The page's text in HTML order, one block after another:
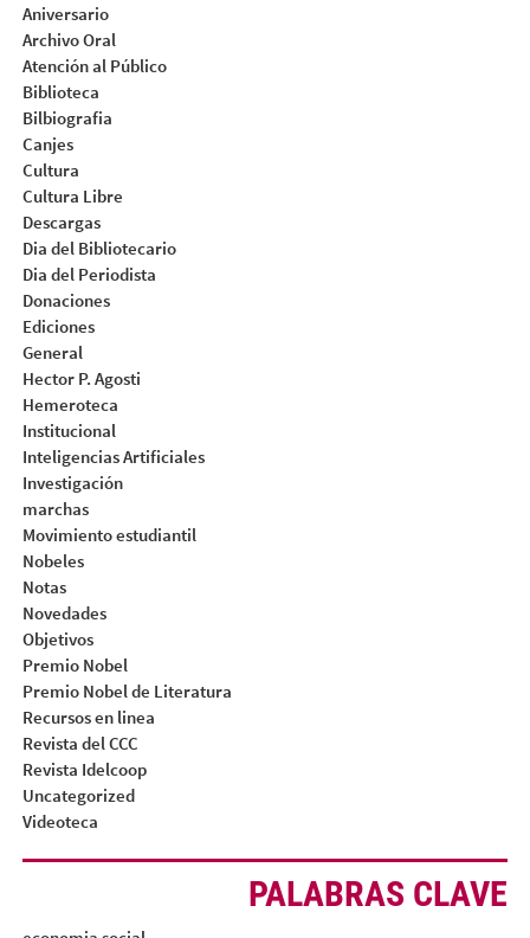
Aniversario
Archivo Oral
Atención al Público
Biblioteca
Bilbiografia
Canjes
Cultura
Cultura Libre
Descargas
Dia del Bibliotecario
Dia del Periodista
Donaciones
Ediciones
General
Hector P. Agosti
Hemeroteca
Institucional
Inteligencias Artificiales
Investigación
marchas
Movimiento estudiantil
Nobeles
Notas
Novedades
Objetivos
Premio Nobel
Premio Nobel de Literatura
Recursos en linea
Revista del CCC
Revista Idelcoop
Uncategorized
Videoteca
PALABRAS CLAVE